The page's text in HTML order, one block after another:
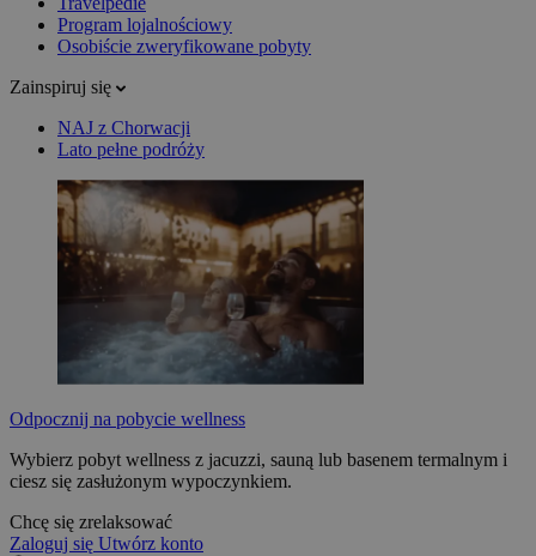
Program lojalnościowy
Osobiście zweryfikowane pobyty
Zainspiruj się
NAJ z Chorwacji
Lato pełne podróży
Odpocznij na pobycie wellness
Wybierz pobyt wellness z jacuzzi, sauną lub basenem termalnym i
ciesz się zasłużonym wypoczynkiem.
Chcę się zrelaksować
Zaloguj się Utwórz konto